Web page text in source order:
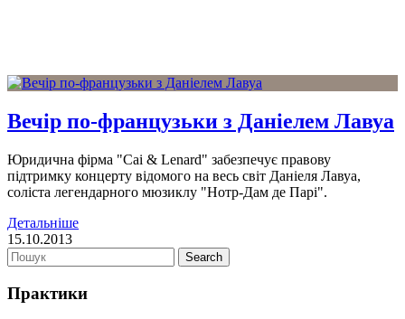
Вечір по-французьки з Даніелем Лавуа
Юридична фірма "Cai & Lenard" забезпечує правову
підтримку концерту відомого на весь світ Даніеля Лавуа,
соліста легендарного мюзиклу "Нотр-Дам де Парі".
Детальніше
15.10.2013
Практики